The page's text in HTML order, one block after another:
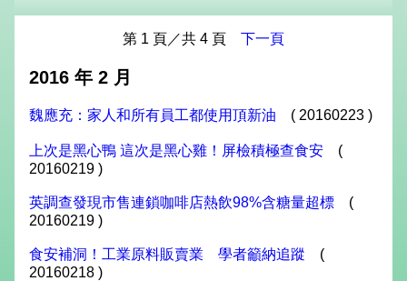
第 1 頁／共 4 頁 下一頁
2016 年 2 月
魏應充：家人和所有員工都使用頂新油 ( 20160223 )
上次是黑心鴨 這次是黑心雞！屏檢積極查食安 (
20160219 )
英調查發現市售連鎖咖啡店熱飲98%含糖量超標 (
20160219 )
食安補洞！工業原料販賣業 學者籲納追蹤 (
20160218 )